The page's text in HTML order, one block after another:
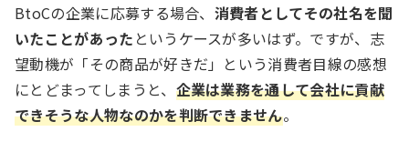
BtoCの企業に応募する場合、 消費者としてその社名を聞
いたことがあった というケースが多いはず。ですが、志
望動機が「その商品が好きだ」という消費者目線の感想
にとどまってしまうと、 企業は業務を通して会社に貢献
できそうな人物なのかを判断できません。